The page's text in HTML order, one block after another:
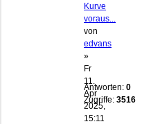
Kurve
voraus...
von
edvans
»
Fr
11.
Apr
2025,
15:11
Antworten: 0
Zugriffe: 3516